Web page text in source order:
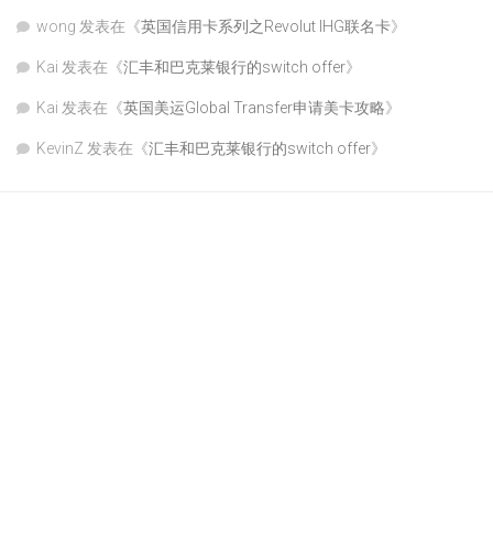
wong 发表在《英国信用卡系列之Revolut IHG联名卡》
Kai 发表在《汇丰和巴克莱银行的switch offer》
Kai 发表在《英国美运Global Transfer申请美卡攻略》
KevinZ 发表在《汇丰和巴克莱银行的switch offer》